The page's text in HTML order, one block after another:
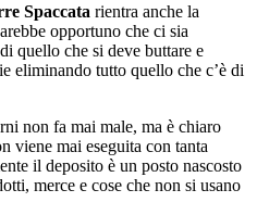
Spaccata rientra anche la
opportuno che ci sia
quello che si deve buttare e
eliminando tutto quello che c’è di
non fa mai male, ma è chiaro
viene mai eseguita con tanta
il deposito è un posto nascosto
merce e cose che non si usano